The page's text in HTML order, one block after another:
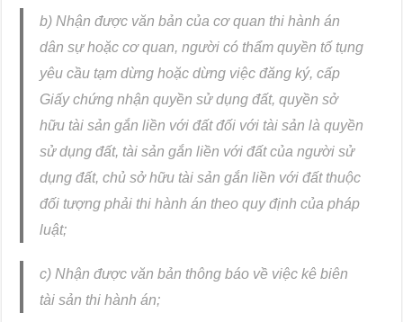
b) Nhận được văn bản của cơ quan thi hành án
dân sự hoặc cơ quan, người có thẩm quyền tố tụng
yêu cầu tạm dừng hoặc dừng việc đăng ký, cấp
Giấy chứng nhận quyền sử dụng đất, quyền sở
hữu tài sản gắn liền với đất đối với tài sản là quyền
sử dụng đất, tài sản gắn liền với đất của người sử
dụng đất, chủ sở hữu tài sản gắn liền với đất thuộc
đối tượng phải thi hành án theo quy định của pháp
luật;
c) Nhận được văn bản thông báo về việc kê biên
tài sản thi hành án;